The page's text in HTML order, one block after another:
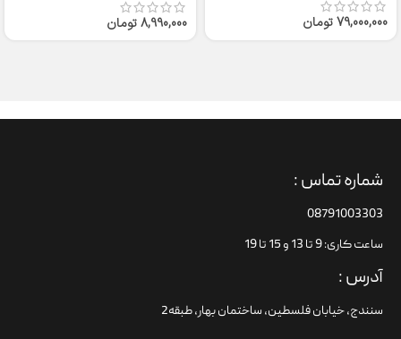
79,000,000تومان
8,990,000تومان
شماره تماس :
08791003303
ساعت کاری: 9 تا 13 و 15 تا 19
آدرس :
سنندج، خیابان فلسطین،‌ ساختمان بهار، طبقه2